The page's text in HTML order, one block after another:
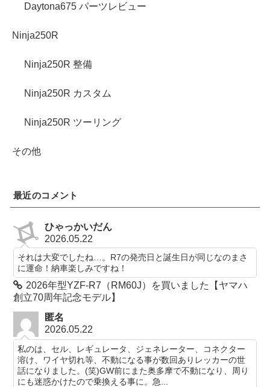
Daytona675 パーツレビュー
Ninja250R
Ninja250R 整備
Ninja250R カスタム
Ninja250R ツーリング
その他
最近のコメント
ひゃっかいだん
2026.05.22
それは大変でしたね…。R7の発売日と誕生日が同じなのまさ
に運命！納車楽しみですね！
2026年型YZF-R7（RM60J）を買いました【ヤマハ
創立70周年記念モデル】
匿名
2026.05.22
私のは、セル、レギュレータ、ジェネレーター、コネクター
溶け、ワイヤ切れ等、不動になる事が数回ありレッカーの世
話になりました。(笑)GW前にまた奥多摩で不動になり、周り
にも迷惑かけたので乗換える事に。急...